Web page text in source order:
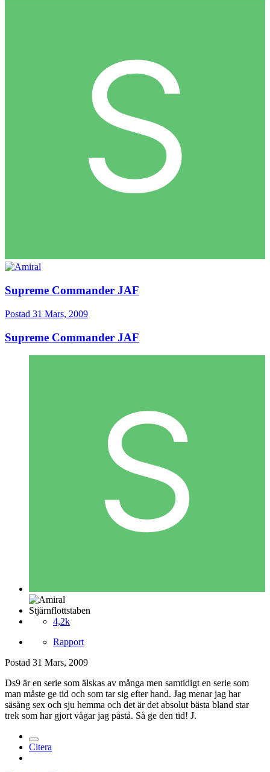
Supreme Commander JAF
Postad 31 Mars, 2009
Supreme Commander JAF
Stjärnflottstaben
4,2k
Rapport
Postad 31 Mars, 2009
Ds9 är en serie som älskas av många men samtidigt en serie som
man måste ge tid och som tar sig efter hand. Jag menar jag har
säsång sex och sju hemma och det är det absolut bästa bland star
trek som har gjort vågar jag påstå. Så ge den tid! J.
Citera